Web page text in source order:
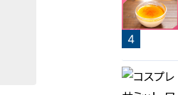
4